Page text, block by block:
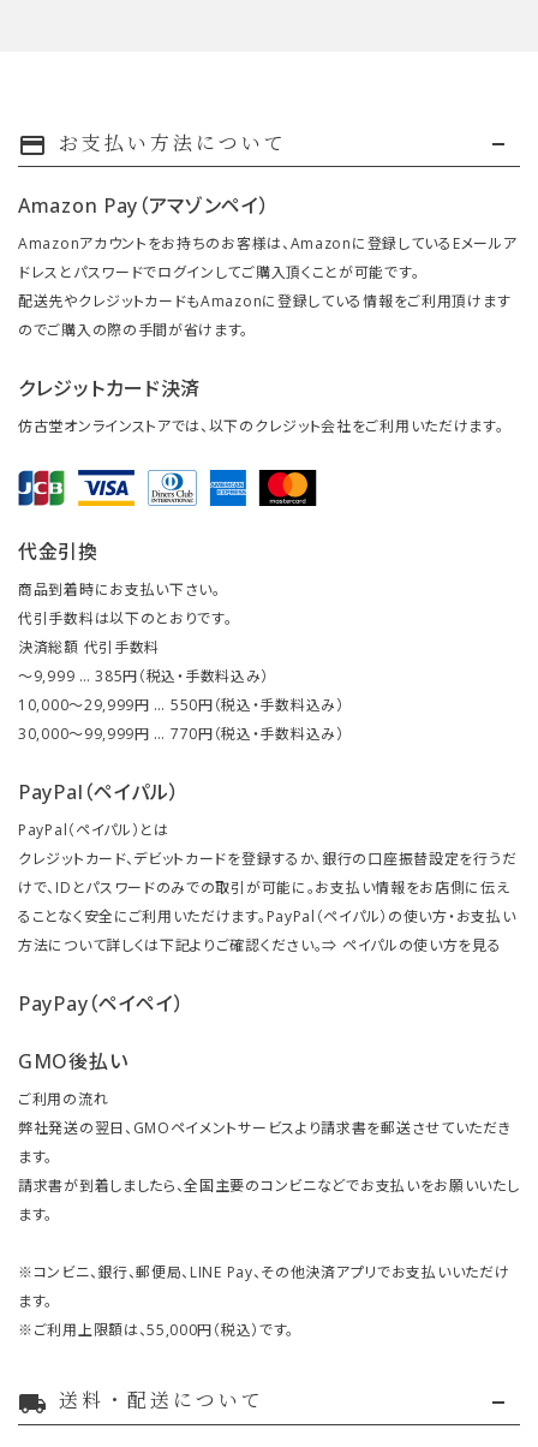
payment お支払い方法について
Amazon Pay（アマゾンペイ）
Amazonアカウントをお持ちのお客様は、Amazonに登録しているEメールア
ドレスとパスワードでログインしてご購入頂くことが可能です。
配送先やクレジットカードもAmazonに登録している情報をご利用頂けます
のでご購入の際の手間が省けます。
クレジットカード決済
仿古堂オンラインストアでは、以下のクレジット会社をご利用いただけます。
代金引換
商品到着時にお支払い下さい。
代引手数料は以下のとおりです。
決済総額 代引手数料
～9,999 … 385円（税込・手数料込み）
10,000～29,999円 … 550円（税込・手数料込み）
30,000～99,999円 … 770円（税込・手数料込み）
PayPal（ペイパル）
PayPal（ペイパル）とは
クレジットカード、デビットカードを登録するか、銀行の口座振替設定を行うだ
けで、IDとパスワードのみでの取引が可能に。お支払い情報をお店側に伝え
ることなく安全にご利用いただけます。PayPal（ペイパル）の使い方・お支払い
方法について詳しくは下記よりご確認ください。⇒ ペイパルの使い方を見る
PayPay（ペイペイ）
GMO後払い
ご利用の流れ
弊社発送の翌日、GMOペイメントサービスより請求書を郵送させていただき
ます。
請求書が到着しましたら、全国主要のコンビニなどでお支払いをお願いいたし
ます。
※コンビニ、銀行、郵便局、LINE Pay、その他決済アプリでお支払いいただけ
ます。
※ご利用上限額は、55,000円（税込）です。
local_shipping 送料・配送について